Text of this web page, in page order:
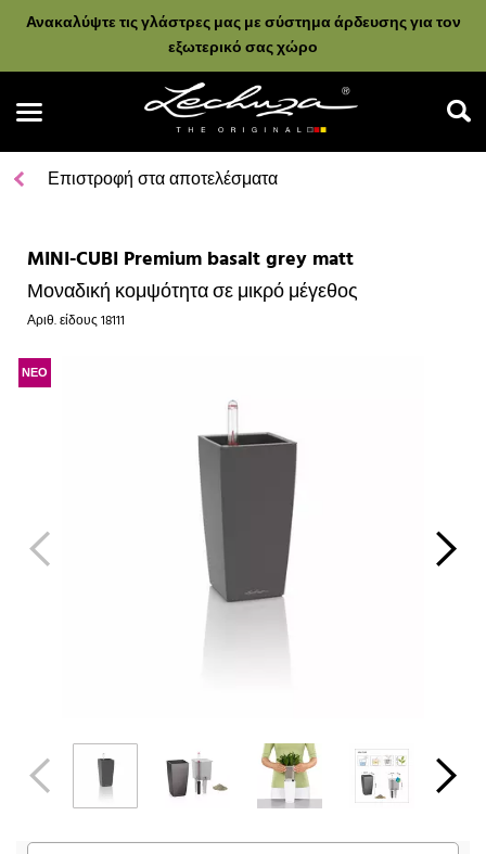
Ανακαλύψτε τις γλάστρες μας με σύστημα άρδευσης για τον
εξωτερικό σας χώρο
Αναζήτηση
Επιστροφή στα αποτελέσματα
MINI-CUBI Premium basalt grey matt
Μοναδική κομψότητα σε μικρό μέγεθος
Αριθ. είδους18111
ΝΕΟ